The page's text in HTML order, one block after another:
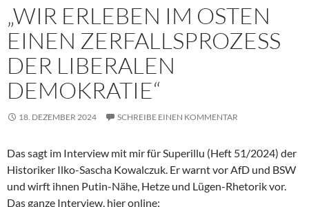
„WIR ERLEBEN IM OSTEN
EINEN ZERFALLSPROZESS
DER LIBERALEN
DEMOKRATIE“
18. DEZEMBER 2024 SCHREIBE EINEN KOMMENTAR
Das sagt im Interview mit mir für Superillu (Heft 51/2024) der
Historiker Ilko-Sascha Kowalczuk. Er warnt vor AfD und BSW
und wirft ihnen Putin-Nähe, Hetze und Lügen-Rhetorik vor.
Das ganze Interview, hier online: